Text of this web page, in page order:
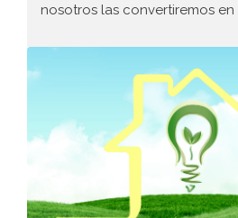
nosotros las convertiremos en